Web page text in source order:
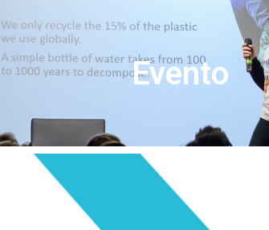
Evento